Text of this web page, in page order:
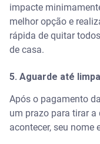
impacte
melhor opção e
rápida de quitar
de casa.
5. Aguarde até
Após o pagamento
um prazo para tirar a
acontecer, seu nome